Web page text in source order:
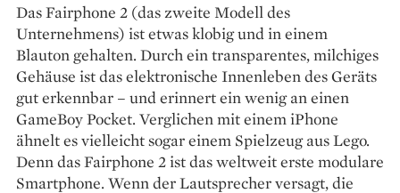
Das Fairphone 2 (das zweite Modell des
Unternehmens) ist etwas klobig und in einem
Blauton gehalten. Durch ein transparentes, milchiges
Gehäuse ist das elektronische Innenleben des Geräts
gut erkennbar – und erinnert ein wenig an einen
GameBoy Pocket. Verglichen mit einem iPhone
ähnelt es vielleicht sogar einem Spielzeug aus Lego.
Denn das Fairphone 2 ist das weltweit erste modulare
Smartphone. Wenn der Lautsprecher versagt, die